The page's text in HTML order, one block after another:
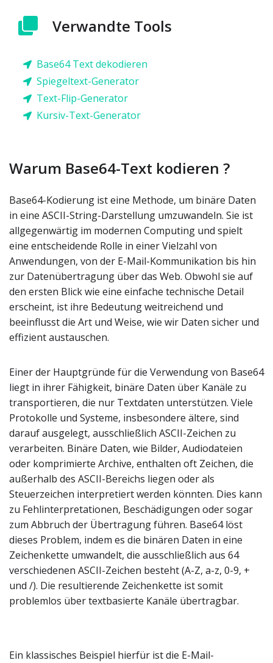
Verwandte Tools
Base64 Text dekodieren
Spiegeltext-Generator
Text-Flip-Generator
Kursiv-Text-Generator
Warum Base64-Text kodieren ?
Base64-Kodierung ist eine Methode, um binäre Daten
in eine ASCII-String-Darstellung umzuwandeln. Sie ist
allgegenwärtig im modernen Computing und spielt
eine entscheidende Rolle in einer Vielzahl von
Anwendungen, von der E-Mail-Kommunikation bis hin
zur Datenübertragung über das Web. Obwohl sie auf
den ersten Blick wie eine einfache technische Detail
erscheint, ist ihre Bedeutung weitreichend und
beeinflusst die Art und Weise, wie wir Daten sicher und
effizient austauschen.
Einer der Hauptgründe für die Verwendung von Base64
liegt in ihrer Fähigkeit, binäre Daten über Kanäle zu
transportieren, die nur Textdaten unterstützen. Viele
Protokolle und Systeme, insbesondere ältere, sind
darauf ausgelegt, ausschließlich ASCII-Zeichen zu
verarbeiten. Binäre Daten, wie Bilder, Audiodateien
oder komprimierte Archive, enthalten oft Zeichen, die
außerhalb des ASCII-Bereichs liegen oder als
Steuerzeichen interpretiert werden könnten. Dies kann
zu Fehlinterpretationen, Beschädigungen oder sogar
zum Abbruch der Übertragung führen. Base64 löst
dieses Problem, indem es die binären Daten in eine
Zeichenkette umwandelt, die ausschließlich aus 64
verschiedenen ASCII-Zeichen besteht (A-Z, a-z, 0-9, +
und /). Die resultierende Zeichenkette ist somit
problemlos über textbasierte Kanäle übertragbar.
Ein klassisches Beispiel hierfür ist die E-Mail-